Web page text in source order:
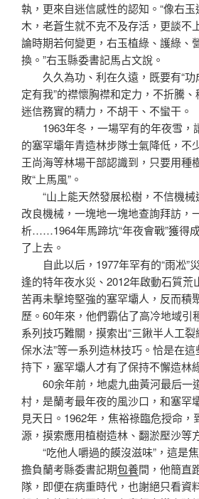
執，更來自迷信感性的認知。“像右
木，老蒼生就不克不及存活，更談不
論時期若何變更，右玉植綠、護綠、
換。”右玉縣委書記馬占文說。
久久為功、利在久遠，既要有“功
定有我”的襟懷胸襟和定力，不折騰
迷信務實的精力，不胡干、不蠻干。
1963年冬，一場罕有的年夜雪，
的塞罕壩年青造林步隊士氣降低，不
王尚海等林場干部認識到，只要用種
敗“上馬風”。
“山上能天然發展松樹，不信機械
改良機械，一塊地一塊地查詢拜訪，
析……1964年馬蹄坑“年夜會戰”獲得
了上去。
自此以后，1977年罕有的“雨凇”
逢的特年夜水災、2012年啟動石質荒
苦再未擊垮堅強的塞罕壩人，反而積
歷。60年來，他們霸佔了高冷地域引
系列技巧難關，摸索出“三鍬半人工裂
保水法”等一系列造林技巧。恰是在
持下，塞罕壩人才有了保持不懈造林
60余年前，地處九曲黃河最后一
村，是蘭考最年夜的風沙口，和塞罕
見天日。1962年，焦裕祿臨危授命，
源，摸索應用植樹造林、翻淤壓沙等
“吃他人嚼過的饃沒滋味”，這是焦
擔負蘭考縣委書記期包養間，他簡直
隊，即便在病重時代，也謝絕只看資